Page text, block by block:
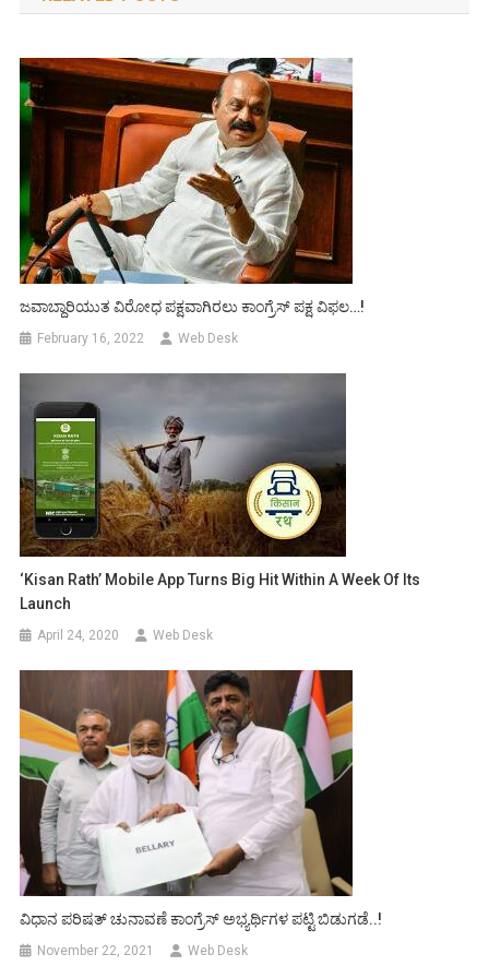
ಜವಾಬ್ದಾರಿಯುತ ವಿರೋಧ ಪಕ್ಷವಾಗಿರಲು ಕಾಂಗ್ರೆಸ್ ಪಕ್ಷ ವಿಫಲ…!
February 16, 2022 Web Desk
‘Kisan Rath’ Mobile App Turns Big Hit Within A Week Of Its
Launch
April 24, 2020 Web Desk
ವಿಧಾನ ಪರಿಷತ್ ಚುನಾವಣೆ ಕಾಂಗ್ರೆಸ್ ಅಭ್ಯರ್ಥಿಗಳ ಪಟ್ಟಿ ಬಿಡುಗಡೆ..!
November 22, 2021 Web Desk